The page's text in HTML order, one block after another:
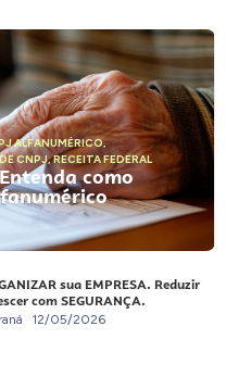
ALFANUMÉRICO,
CNPJ,RECEITA FEDERAL
como
sua EMPRESA. Reduzir
com SEGURANÇA.
12/05/2026